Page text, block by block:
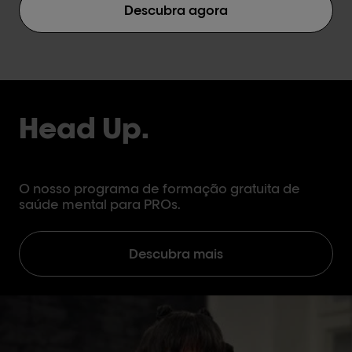
Descubra agora
Head Up.
O nosso programa de formação gratuita de
saúde mental para PROs.
Descubra mais